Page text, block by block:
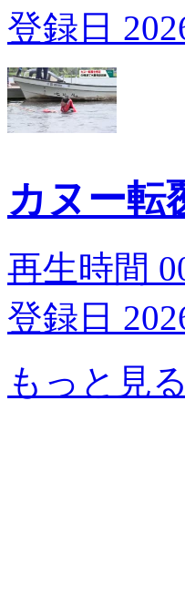
登録日
カヌー
再生時間
登録日
もっと見る